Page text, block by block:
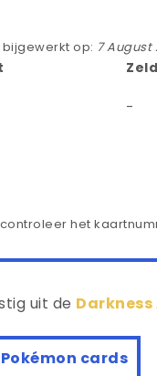
bijgewerkt op: 7 August
-
het
uit de
Pokémon cards